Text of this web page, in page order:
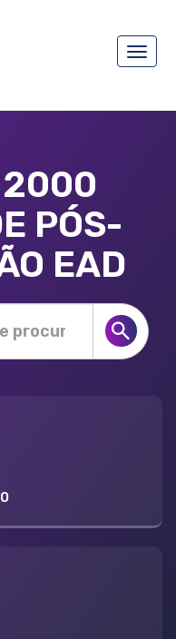
Toggle
2000
PÓS-
EAD